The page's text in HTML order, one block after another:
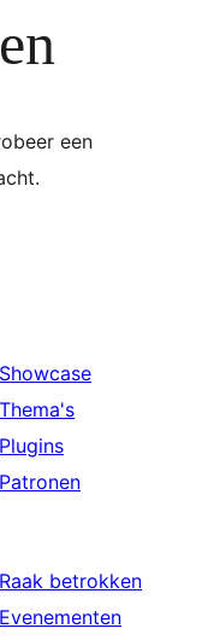
een
Showcase
Thema's
Plugins
Patronen
Raak betrokken
Evenementen